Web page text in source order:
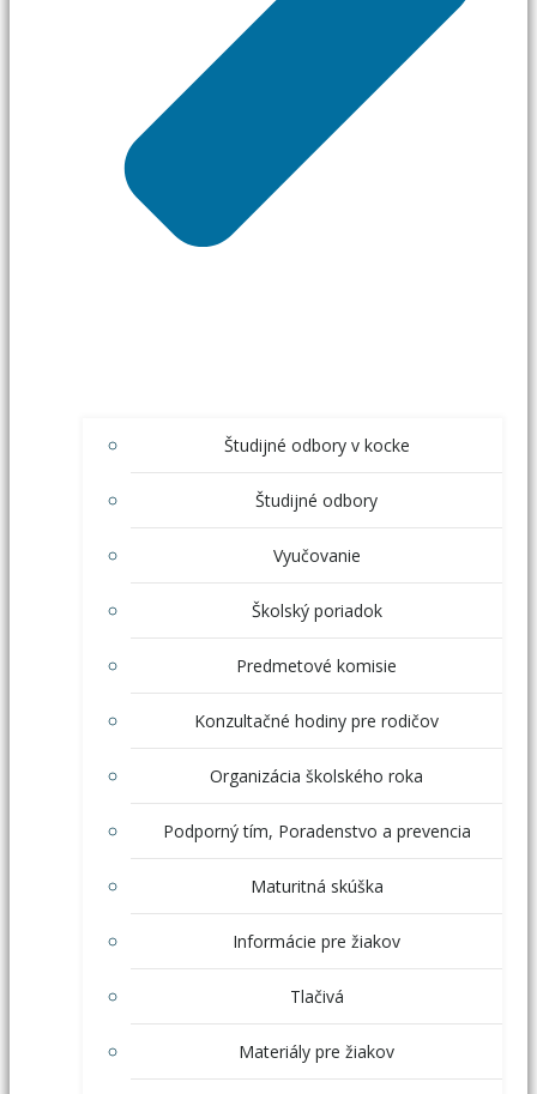
Študijné odbory v kocke
Študijné odbory
Vyučovanie
Školský poriadok
Predmetové komisie
Konzultačné hodiny pre rodičov
Organizácia školského roka
Podporný tím, Poradenstvo a prevencia
Maturitná skúška
Informácie pre žiakov
Tlačivá
Materiály pre žiakov